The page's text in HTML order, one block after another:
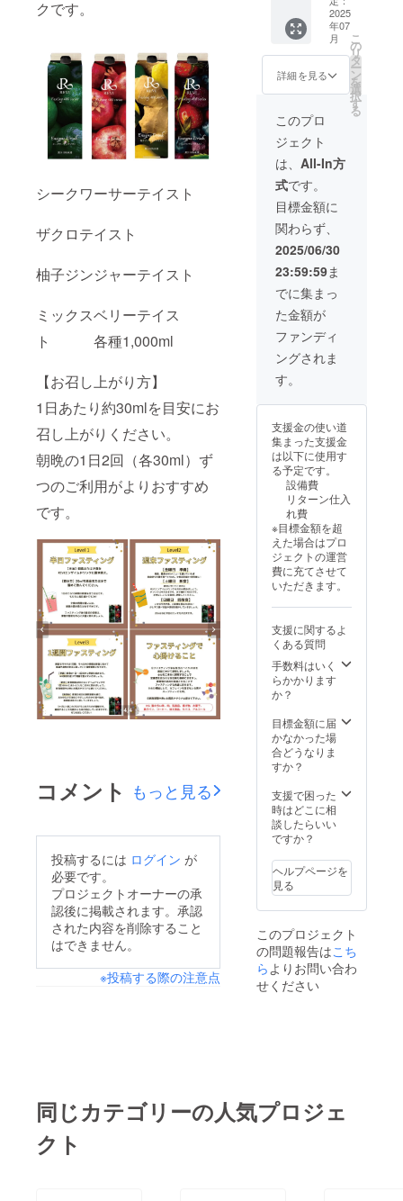
クです。
シークワーサーテイスト
ザクロテイスト
柚子ジンジャーテイスト
ミックスベリーテイス
ト 各種1,000ml
【お召し上がり方】
1日あたり約30mlを目安にお
召し上がりください。
朝晩の1日2回（各30ml）ず
つのご利用がよりおすすめ
です。
コメント もっと見る
投稿するには ログイン が
必要です。
プロジェクトオーナーの承
認後に掲載されます。承認
された内容を削除すること
はできません。
※投稿する際の注意点
もさら
に鍵と
なる素
材は
【旬】
し、素
仕込む
【別樽
み】で
単品抽
出して
おりま
す。 ま
ネラル
を多く
含む
【沖縄
県産純
黒糖】
を使用
じっく
り発酵
させる
ことで
素材の
力を最
大限に
引き出
しまし
た。 単
品で仕
込んだ
素材に
は、一
切加熱
や加
水、防
腐剤な
どの 添
加物は
調調整
も行わ
ずに あ
然のま
まの環
境】で
3年半
りと発
酵・熟
成を行
い 妥協
こだわ
りを詰
め込ん
で誕生
したの
す！
た400素
材の野
菜・果
物・海
藻を使
プレミ
アム酵
素ドリ
ンクが
誕生し
ました
★ 栄養
素を最
大限に
引き出
すため
に、 厳
選した
400素材
の中で
もさら
に鍵と
なる素
のもの
を使用
し、素
材別に
仕込む
【別樽
仕込
み】で
単品抽
出して
おりま
す。 ま
た、ミ
ネラル
を多く
【沖縄
県産純
黒糖】
を使用
じっく
り発酵
させる
力を最
大限に
引き出
しまし
品で仕
込んだ
素材に
は、一
や加
水、防
腐剤な
どの 添
加物は
然のま
まの環
ジャー
ベ
リーテ
イスト
各1本ず
つ合計4
本セッ
ト 各1
本
1ℓ15,12
0円
【商品
の特
徴】 源
泉され
た400素
材の野
菜・果
物・海
藻を使
用した
究極の
プレミ
アム酵
誕生し
★ 栄養
素を最
大限に
引き出
すため
に、 厳
400素材
の中で
もさら
に鍵と
なる素
材は
のもの
を使用
し、素
材別に
仕込む
仕込
み】で
単品抽
出して
す。 ま
た、ミ
ネラル
を多く
【沖縄
県産純
黒糖】
を使用
透圧で
じっく
り発酵
させる
ことで
込んだ
素材に
2025
年07
月
詳細を見る
こ
の
リ
タ
ー
ン
を
選
択
す
る
このプロ
ジェクト
は、 All-In方
式です。
目標金額に
関わらず、
2025/06/30
23:59:59ま
でに集まっ
た金額が
ファンディ
ングされま
す。
支援金の使い道
集まった支援金
は以下に使用す
る予定です。
設備費
リターン仕入
れ費
※目標金額を超
えた場合はプロ
ジェクトの運営
費に充てさせて
いただきます。
支援に関するよ
くある質問
手数料はいく
らかかります
か？
目標金額に届
かなかった場
合どうなりま
すか？
支援で困った
時はどこに相
談したらいい
ですか？
ヘルプページを
見る
このプロジェクト
の問題報告はこち
らよりお問い合わ
せください
同じカテゴリーの人気プロジェ
クト